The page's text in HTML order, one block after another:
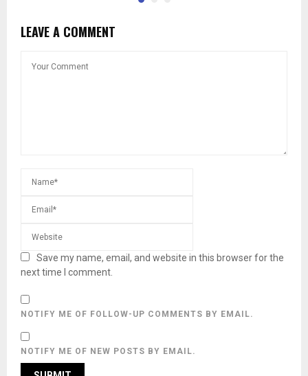
LEAVE A COMMENT
Save my name, email, and website in this browser for the
next time I comment.
NOTIFY ME OF FOLLOW-UP COMMENTS BY EMAIL.
NOTIFY ME OF NEW POSTS BY EMAIL.